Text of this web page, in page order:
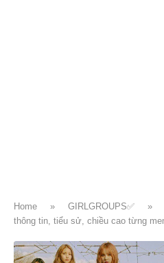
Home » GIRLGROUPS✅ »
thông tin, tiểu sử, chiều cao từng